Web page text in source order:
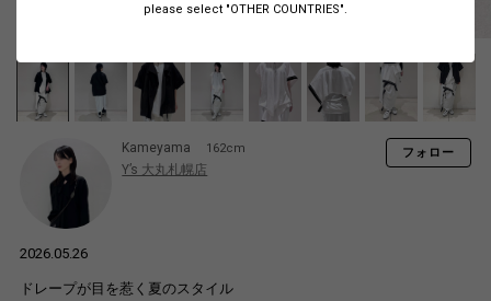
please select "OTHER COUNTRIES".
Kameyama 162cm
Y’s 大丸札幌店
フォロー
2026.05.26
ドレープが目を惹く夏のスタイル